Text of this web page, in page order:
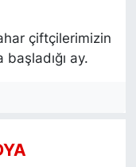
çiftçilerimizin
ay.